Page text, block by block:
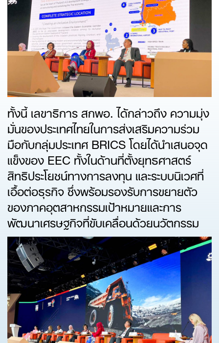
ทั้งนี้ เลขาธิการ สกพอ. ได้กล่าวถึง ความมุ่ง
มั่นของประเทศไทยในการส่งเสริมความร่วม
มือกับกลุ่มประเทศ BRICS โดยได้นำเสนอจุด
แข็งของ EEC ทั้งในด้านที่ตั้งยุทธศาสตร์
สิทธิประโยชน์ทางการลงทุน และระบบนิเวศที่
เอื้อต่อธุรกิจ ซึ่งพร้อมรองรับการขยายตัว
ของภาคอุตสาหกรรมเป้าหมายและการ
พัฒนาเศรษฐกิจที่ขับเคลื่อนด้วยนวัตกรรม